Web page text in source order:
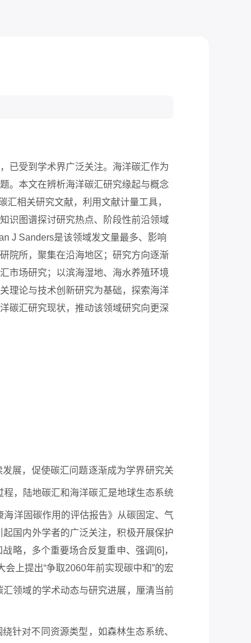
已受到学术界广泛关注。海洋碳汇作为
。本文在辨析海洋碳汇研究缘起与概念
相关研究文献，利用文献计量工具，
识图谱探讨研究热点、阶段性前沿领域
J Sanders是该领域发文量最多、影响
院所，聚集在沿海地区；研究方向逐渐
市场研究；以滨海湿地、海水养殖环境
理论与技术创新研究为基础，探索海洋
碳汇研究现状，推动该领域研究向更深
展，促使碳汇问题逐渐成为学界研究关
，陆地碳汇和海洋碳汇是地球生态系统
洋固碳作用的评估报告》从碳固定、气
国内外学者的广泛关注，积极开展保护
略，多个重要场合反复重申、强调[6]，
上提出“争取2060年前实现碳中和”的宏
领域的学术动态与研究进展，厘清当前
针对不同资源类型，如森林生态系统、